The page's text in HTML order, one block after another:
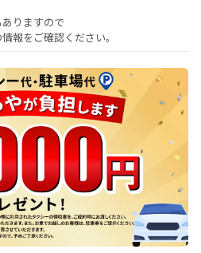
りますので
報をご確認ください。